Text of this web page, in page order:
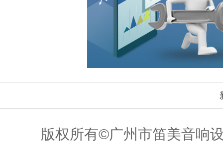
版权所有©广州市笛美音响